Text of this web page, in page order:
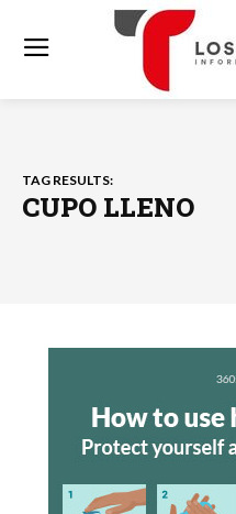
TAG RESULTS:
CUPO LLENO